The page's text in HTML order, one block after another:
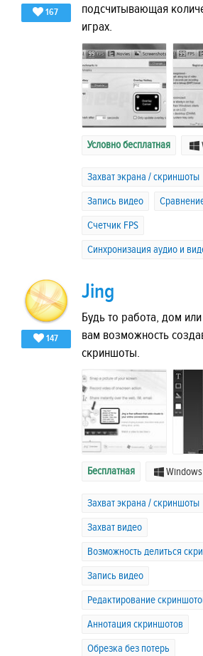
167
подсчитывающая
играх.
Условно бесплатная
Захват экрана / скриншоты
Запись видео
Счетчик FPS
Синхронизация аудио и
147
Jing
Будь то работа, дом
вам возможность
скриншоты.
Бесплатная Windows
Захват экрана / скриншоты
Захват видео
Возможность делиться
Запись видео
Редактирование
Аннотация скриншотов
Обрезка без потерь